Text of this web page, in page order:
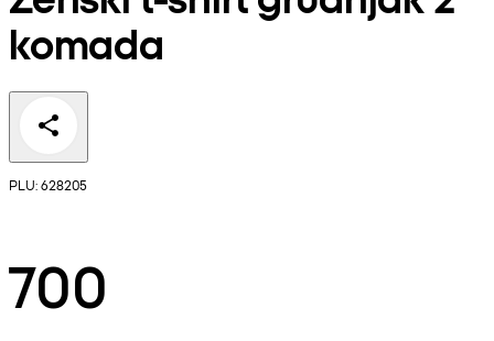
komada
PLU: 628205
700